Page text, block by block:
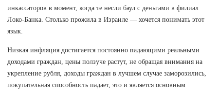
инкассаторов в момент, когда те несли баул с деньгами в филиал
Локо-Банка. Столько прожила в Израиле — хочется понимать этот
язык.
Низкая инфляция достигается постоянно падающими реальными
доходами граждан, цены ползуче растут, не обращая внимания на
укрепление рубля, доходы граждан в лучшем случае заморозились,
покупательная способность падает, это и является основным